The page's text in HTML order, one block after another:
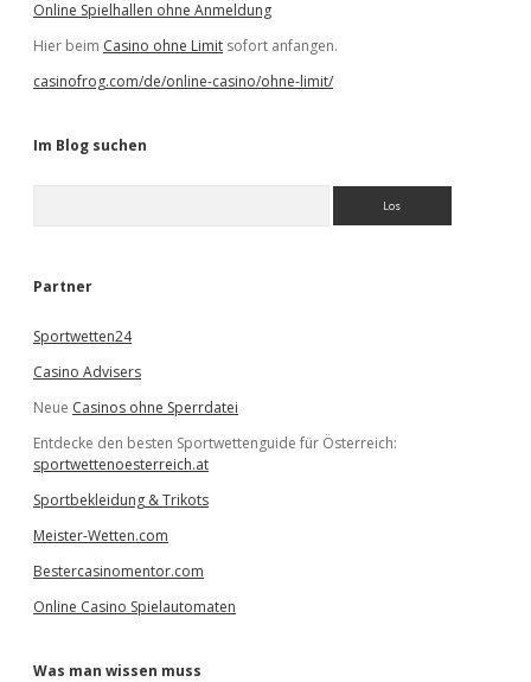
Online Spielhallen ohne Anmeldung
Hier beim Casino ohne Limit sofort anfangen.
casinofrog.com/de/online-casino/ohne-limit/
Im Blog suchen
e
Partner
Sportwetten24
Casino Advisers
Neue Casinos ohne Sperrdatei
Entdecke den besten Sportwettenguide für Österreich:
sportwettenoesterreich.at
Sportbekleidung & Trikots
Meister-Wetten.com
Bestercasinomentor.com
Online Casino Spielautomaten
Was man wissen muss